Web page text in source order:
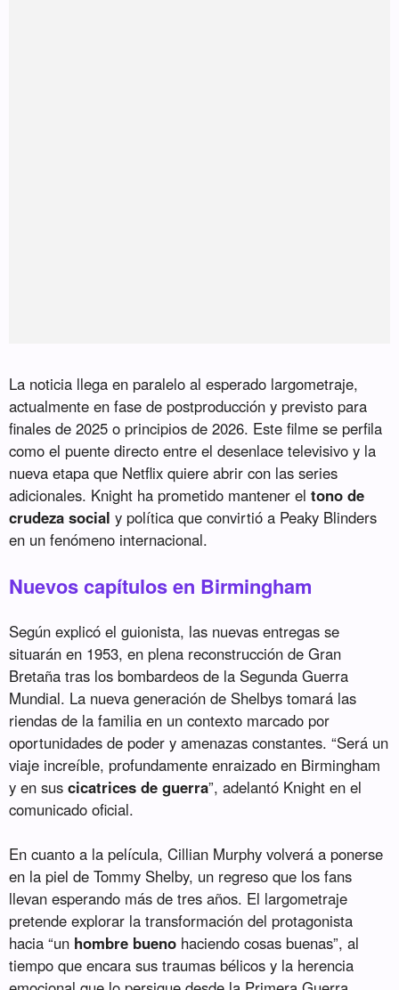
La noticia llega en paralelo al esperado largometraje,
actualmente en fase de postproducción y previsto para
finales de 2025 o principios de 2026. Este filme se perfila
como el puente directo entre el desenlace televisivo y la
nueva etapa que Netflix quiere abrir con las series
adicionales. Knight ha prometido mantener eltono de
crudeza social y política que convirtió a Peaky Blinders
en un fenómeno internacional.
Nuevos capítulos en Birmingham
Según explicó el guionista, las nuevas entregas se
situarán en 1953, en plena reconstrucción de Gran
Bretaña tras los bombardeos de la Segunda Guerra
Mundial. La nueva generación de Shelbys tomará las
riendas de la familia en un contexto marcado por
oportunidades de poder y amenazas constantes. “Será un
viaje increíble, profundamente enraizado en Birmingham
y en suscicatrices de guerra”, adelantó Knight en el
comunicado oficial.
En cuanto a la película, Cillian Murphy volverá a ponerse
en la piel de Tommy Shelby, un regreso que los fans
llevan esperando más de tres años. El largometraje
pretende explorar la transformación del protagonista
hacia “un hombre bueno haciendo cosas buenas”, al
tiempo que encara sus traumas bélicos y la herencia